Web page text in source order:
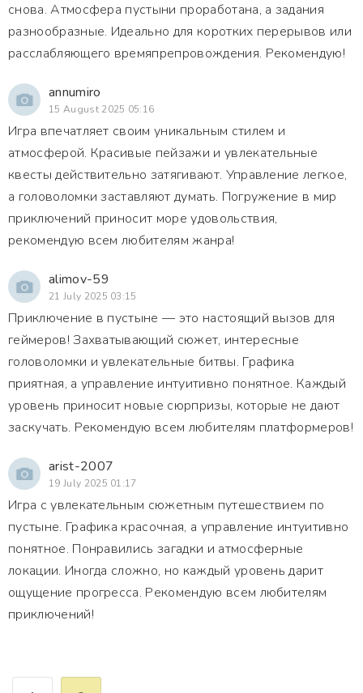
снова. Атмосфера пустыни проработана, а задания
разнообразные. Идеально для коротких перерывов или
расслабляющего времяпрепровождения. Рекомендую!
annumiro
15 August 2025 05:16
Игра впечатляет своим уникальным стилем и
атмосферой. Красивые пейзажи и увлекательные
квесты действительно затягивают. Управление легкое,
а головоломки заставляют думать. Погружение в мир
приключений приносит море удовольствия,
рекомендую всем любителям жанра!
alimov-59
21 July 2025 03:15
Приключение в пустыне — это настоящий вызов для
геймеров! Захватывающий сюжет, интересные
головоломки и увлекательные битвы. Графика
приятная, а управление интуитивно понятное. Каждый
уровень приносит новые сюрпризы, которые не дают
заскучать. Рекомендую всем любителям платформеров!
arist-2007
19 July 2025 01:17
Игра с увлекательным сюжетным путешествием по
пустыне. Графика красочная, а управление интуитивно
понятное. Понравились загадки и атмосферные
локации. Иногда сложно, но каждый уровень дарит
ощущение прогресса. Рекомендую всем любителям
приключений!